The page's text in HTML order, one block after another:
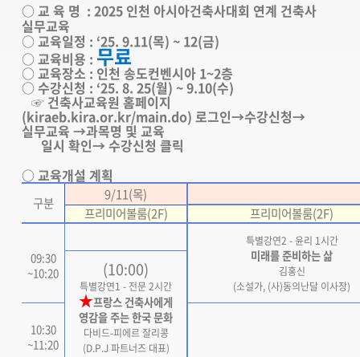
○ 교 육 명 : 2025 인천 아시아건축사대회 연계 건축사
실무교육
○ 교육일정 : ‘25. 9.11(목) ~ 12(금)
○ 교육비용 : 무료
○ 교육장소 : 인천 송도컨벤시아 1~2층
○ 수강신청 : ‘25. 8. 25(월) ~ 9.10(수)
☞ 건축사교육원 홈페이지
(kiraeb.kira.or.kr/main.do) 로그인→수강신청→
실무교육 →과목명 및 교육
일시 확인→ 수강신청 클릭
○ 교육개설 계획
구분 9/11(목)
프리미어볼룸(2F)
프리미어볼룸(2F)
09:30
~10:20
특별강연2 - 윤리 1시간
미래를 준비하는 삶
김홍신
(소설가, (사)동의난달 이사장)
(10:00)
특별강연1 - 전문 2시간
★프랑스 건축사에게
영감을 주는 한국 문화
다비드-피에르 잘리콩
(D.P.J 파트너즈 대표)
10:30
~11:20